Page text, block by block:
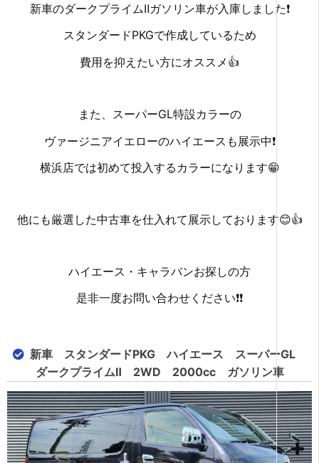
新車のダークプライムⅡガソリン車が入庫しました❗
スタンダードPKGで作成しているため
費用を抑えたい方にオススメ👍
また、スーパーGL特設カラーの
ヴァージニアイエローのハイエースも展示中❗
横浜店では初めて投入するカラーになります😁
他にも厳選した中古車を仕入れて展示しております😊👍
ハイエース・キャラバンお探しの方
是非一度お問い合わせください❗❗
新車 スタンダードPKG ハイエース スーパーGL
ダークプライムⅡ 2WD 2000cc ガソリン車